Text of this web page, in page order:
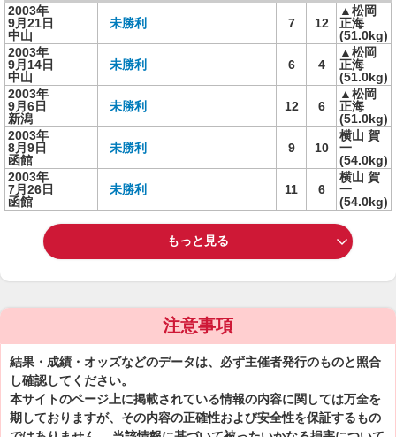
2003年
9月21日
中山
未勝利 7 12
▲松岡
正海
(51.0kg)
2003年
9月14日
中山
未勝利 6 4
▲松岡
正海
(51.0kg)
2003年
9月6日
新潟
未勝利 12 6
▲松岡
正海
(51.0kg)
2003年
8月9日
函館
未勝利 9 10
横山 賀
一
(54.0kg)
2003年
7月26日
函館
未勝利 11 6
横山 賀
一
(54.0kg)
もっと見る
注意事項
結果・成績・オッズなどのデータは、必ず主催者発行のものと照合
し確認してください。
本サイトのページ上に掲載されている情報の内容に関しては万全を
期しておりますが、その内容の正確性および安全性を保証するもの